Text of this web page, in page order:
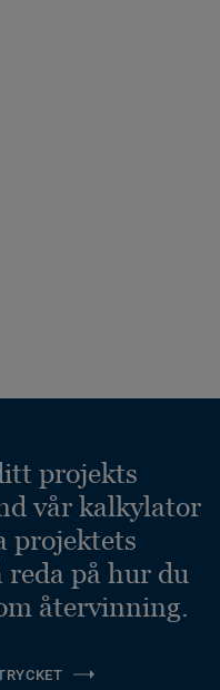
projekts
vår kalkylator
projektets
på hur du
återvinning.